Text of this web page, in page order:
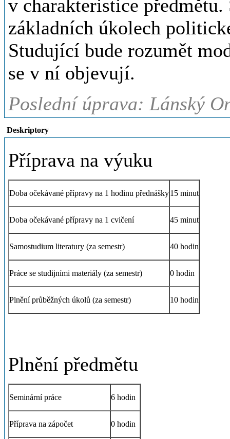
v charakteristice
základních úkolech
Studující bude rozumět
se v ní objevují.
Poslední úprava: Lánský
Deskriptory
Příprava na výuku
Doba očekávané přípravy na 1 hodinu přednášky15 minut
Doba očekávané přípravy na 1 cvičení 45 minut
Samostudium literatury (za semestr) 40 hodin
Práce se studijními materiály (za semestr) 0 hodin
Plnění průběžných úkolů (za semestr) 10 hodin
Plnění předmětu
Seminární práce 6 hodin
Příprava na zápočet 0 hodin